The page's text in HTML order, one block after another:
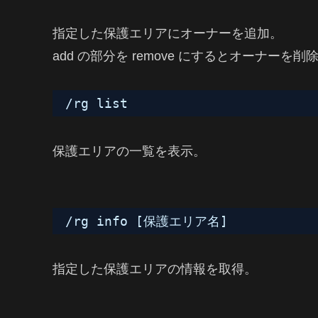
指定した保護エリアにオーナーを追加。
add の部分を remove にするとオーナーを削
/rg list
保護エリアの一覧を表示。
/rg info [保護エリア名]
指定した保護エリアの情報を取得。